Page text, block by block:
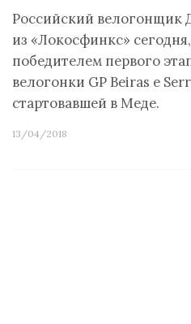
Российский велогонщик
из «Локосфинкс»
победителем первого
велогонки GP Beiras e
стартовавшей в Меде.
13/04/2018